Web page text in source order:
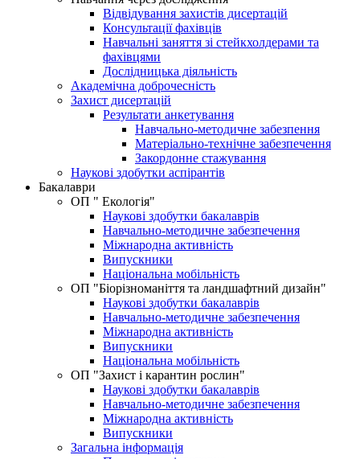
Відвідування захистів дисертацій
Консультації фахівців
Навчальні заняття зі стейкхолдерами та
фахівцями
Дослідницька діяльність
Академічна доброчесність
Захист дисертацій
Результати анкетування
Навчально-методичне забезпення
Матеріально-технічне забезпечення
Закордонне стажування
Наукові здобутки аспірантів
Бакалаври
ОП " Екологія"
Наукові здобутки бакалаврів
Навчально-методичне забезпечення
Міжнародна активність
Випускники
Національна мобільність
ОП "Біорізноманіття та ландшафтний дизайн"
Наукові здобутки бакалаврів
Навчально-методичне забезпечення
Міжнародна активність
Випускники
Національна мобільність
OП "Захист і карантин рослин"
Наукові здобутки бакалаврів
Навчально-методичне забезпечення
Міжнародна активність
Випускники
Загальна інформація